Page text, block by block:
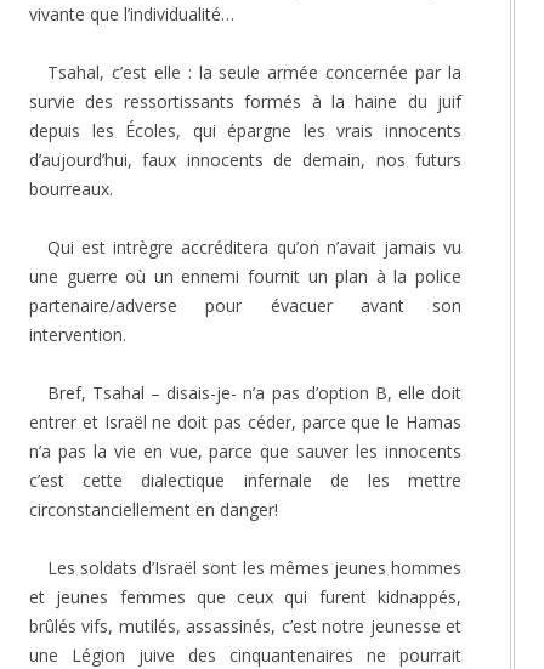
vivante que l’individualité…
Tsahal, c’est elle : la seule armée concernée par la
survie des ressortissants formés à la haine du juif
depuis les Écoles, qui épargne les vrais innocents
d’aujourd’hui, faux innocents de demain, nos futurs
bourreaux.
Qui est intrègre accréditera qu’on n’avait jamais vu
une guerre où un ennemi fournit un plan à la police
partenaire/adverse pour évacuer avant son
intervention.
Bref, Tsahal – disais-je- n’a pas d’option B, elle doit
entrer et Israël ne doit pas céder, parce que le Hamas
n’a pas la vie en vue, parce que sauver les innocents
c’est cette dialectique infernale de les mettre
circonstanciellement en danger!
Les soldats d’Israël sont les mêmes jeunes hommes
et jeunes femmes que ceux qui furent kidnappés,
brûlés vifs, mutilés, assassinés, c’est notre jeunesse et
une Légion juive des cinquantenaires ne pourrait